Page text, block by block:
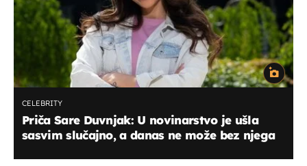
CELEBRITY
Priča Sare Duvnjak: U novinarstvo je ušla
sasvim slučajno, a danas ne može bez njega